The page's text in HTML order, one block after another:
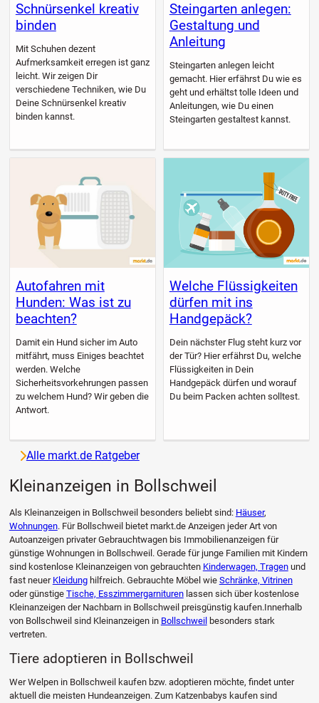
Schnürsenkel kreativ
binden
Mit Schuhen dezent
Aufmerksamkeit erregen ist ganz
leicht. Wir zeigen Dir
verschiedene Techniken, wie Du
Deine Schnürsenkel kreativ
binden kannst.
Steingarten anlegen:
Gestaltung und
Anleitung
Steingarten anlegen leicht
gemacht. Hier erfährst Du wie es
geht und erhältst tolle Ideen und
Anleitungen, wie Du einen
Steingarten gestaltest kannst.
Autofahren mit
Hunden: Was ist zu
beachten?
Damit ein Hund sicher im Auto
mitfährt, muss Einiges beachtet
werden. Welche
Sicherheitsvorkehrungen passen
zu welchem Hund? Wir geben die
Antwort.
Welche Flüssigkeiten
dürfen mit ins
Handgepäck?
Dein nächster Flug steht kurz vor
der Tür? Hier erfährst Du, welche
Flüssigkeiten in Dein
Handgepäck dürfen und worauf
Du beim Packen achten solltest.
Alle markt.de Ratgeber
Kleinanzeigen in Bollschweil
Als Kleinanzeigen in Bollschweil besonders beliebt sind: Häuser,
Wohnungen. Für Bollschweil bietet markt.de Anzeigen jeder Art von
Autoanzeigen privater Gebrauchtwagen bis Immobilienanzeigen für
günstige Wohnungen in Bollschweil. Gerade für junge Familien mit Kindern
sind kostenlose Kleinanzeigen von gebrauchten Kinderwagen, Tragenund
fast neuer Kleidunghilfreich. Gebrauchte Möbel wie Schränke, Vitrinen
oder günstige Tische, Esszimmergarniturenlassen sich über kostenlose
Kleinanzeigen der Nachbarn in Bollschweil preisgünstig kaufen.Innerhalb
von Bollschweil sind Kleinanzeigen in Bollschweil besonders stark
vertreten.
Tiere adoptieren in Bollschweil
Wer Welpen in Bollschweil kaufen bzw. adoptieren möchte, findet unter
aktuell die meisten Hundeanzeigen. Zum Katzenbabys kaufen sind